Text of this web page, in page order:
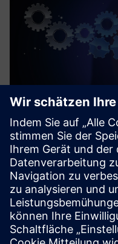
Process
The Process Device
is used to set up
for various areas.
Mehr erfahren